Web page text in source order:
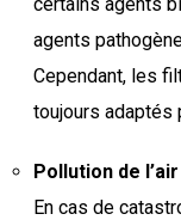
agents
Cependant, les
toujours adaptés
Pollution de
En cas de